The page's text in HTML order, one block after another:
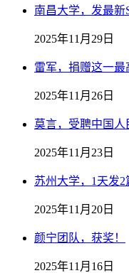
南昌大学，发最新
2025年11月29日
雷军，捐赠这一最
2025年11月26日
莫言，受聘中国人
2025年11月23日
苏州大学，1天发2
2025年11月20日
颜宁团队，获奖！
2025年11月16日